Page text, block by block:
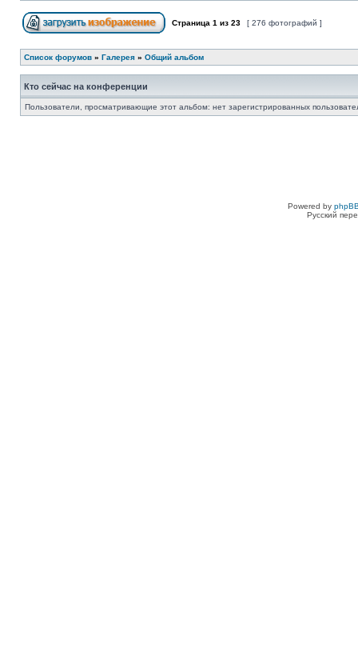
Страница 1 из 23 [ 276 фотографий ]
Список форумов » Галерея » Общий альбом
Кто сейчас на конференции
Пользователи, просматривающие этот альбом: нет зарегистрированных
Powered by
Русский